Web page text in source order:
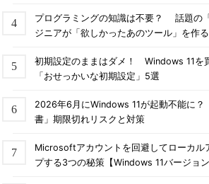
プログラミングの知識は不要？ 話題の
ジニアが「欲しかったあのツール」を作る
初期設定のままはダメ！ Windows 11を
「おせっかいな初期設定」5選
2026年6月にWindows 11が起動不能に
書」期限切れリスクと対策
Microsoftアカウントを回避してローカル
プする3つの秘策【Windows 11バージョ